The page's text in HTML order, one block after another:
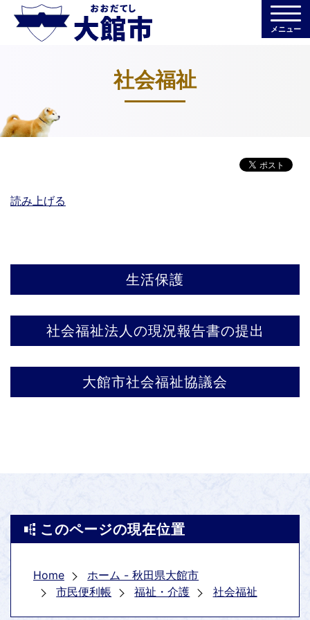
メニュー
社会福祉
読み上げる
生活保護
社会福祉法人の現況報告書の提出
大館市社会福祉協議会
このページの現在位置
Home
ホーム - 秋田県大館市
市民便利帳
福祉・介護 社会福祉